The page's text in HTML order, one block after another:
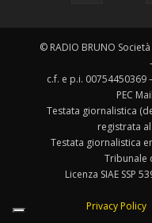
© RADIO BRUNO
c.f. e p.i. 00754450369
PEC
Testata giornalistica
registrata
Testata giornalistica
Tribunale
Licenza SIAE SSP
Privacy Policy